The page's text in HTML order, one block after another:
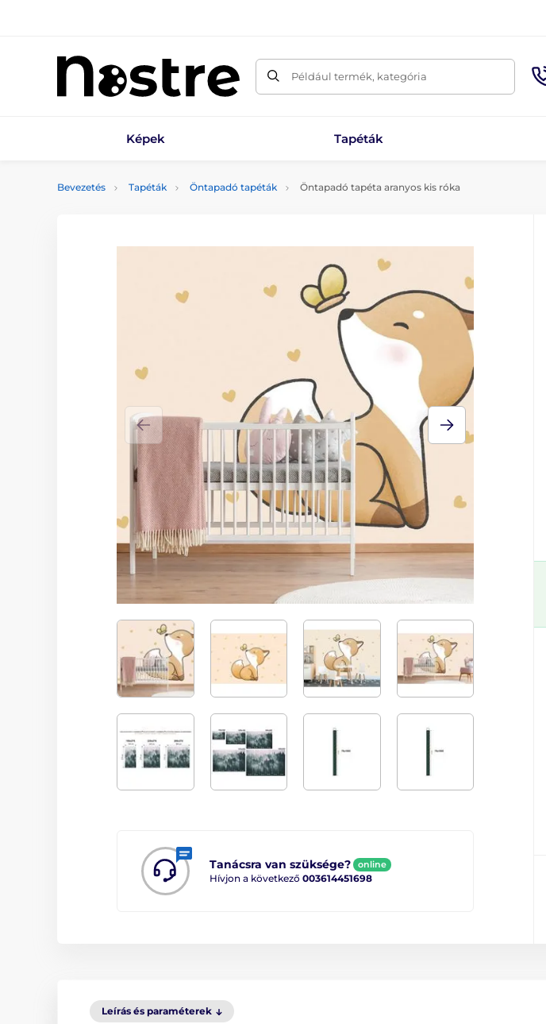
Például termék, kategória
Képek Tapéták
Bevezetés Tapéták Öntapadó tapéták Öntapadó tapéta aranyos kis róka
Tanácsra van szüksége? online
Hívjon a következő 003614451698
Leírás és paraméterek